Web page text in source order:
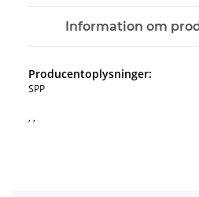
Information om
Producentoplysninger:
SPP
, ,